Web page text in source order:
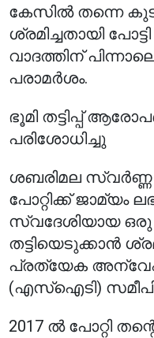
കേസിൽ തന്നെ
ശ്രമിച്ചതായി
വാദത്തിന്
പരാമർശം.
ഭൂമി തട്ടിപ്പ്
പരിശോധിച്ചു
ശബരിമല
പോറ്റിക്ക് ജാമ്യം
സ്വദേശിയായ ഒരു
തട്ടിയെടുക്കാൻ
പ്രത്യേക
(എസ്‌ഐടി)
2017 ൽ പോറ്റി